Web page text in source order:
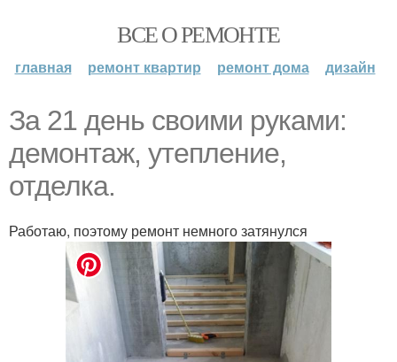
ВСЕ О РЕМОНТЕ
главная ремонт квартир ремонт дома дизайн
За 21 день своими руками:
демонтаж, утепление,
отделка.
Работаю, поэтому ремонт немного затянулся